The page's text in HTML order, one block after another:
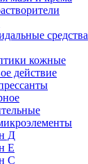
средства
кожные
действие
Д
Е
С